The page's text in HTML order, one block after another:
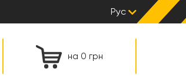
Рус
на 0 грн